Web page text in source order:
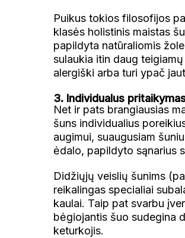
Puikus tokios filosofijos
klasės holistinis maistas
papildyta natūraliomis
sulaukia itin daug
alergiški arba turi ypač
3. Individualus
Net ir pats brangiausias
šuns individualius
augimui, suaugusiam
ėdalo, papildyto sąnarius
Didžiųjų veislių šunims
reikalingas specialiai
kaulai. Taip pat svarbu
bėgiojantis šuo sudegina
keturkojis.